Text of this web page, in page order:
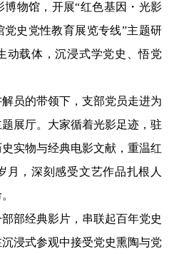
物馆，开展“红色基因 ・ 光影
史党性教育展览专线”主题研
动载体，沉浸式学党史、悟党
员的带领下，支部党员走进为
展厅。大家循着光影足迹，驻
实物与经典电影文献，重温红
月，深刻感受文艺作品扎根人
部经典影片，串联起百年党史
浸式参观中接受党史熏陶与党